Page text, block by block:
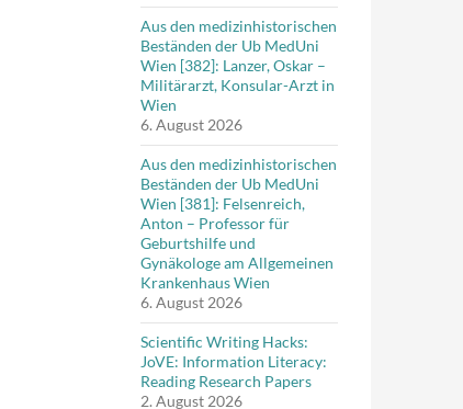
Aus den medizinhistorischen
Beständen der Ub MedUni
Wien [382]: Lanzer, Oskar –
Militärarzt, Konsular-Arzt in
Wien
6. August 2026
Aus den medizinhistorischen
Beständen der Ub MedUni
Wien [381]: Felsenreich,
Anton – Professor für
Geburtshilfe und
Gynäkologe am Allgemeinen
Krankenhaus Wien
6. August 2026
Scientific Writing Hacks:
JoVE: Information Literacy:
Reading Research Papers
2. August 2026